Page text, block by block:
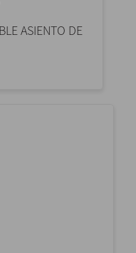
ASIENTO DE